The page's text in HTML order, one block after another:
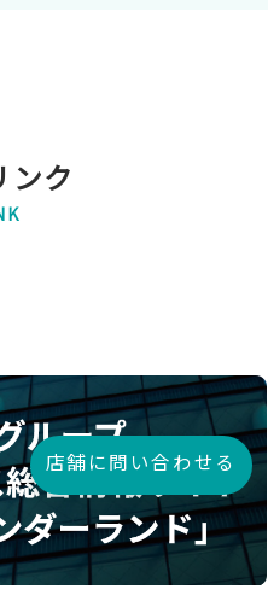
ンク
店舗に問い合わせる